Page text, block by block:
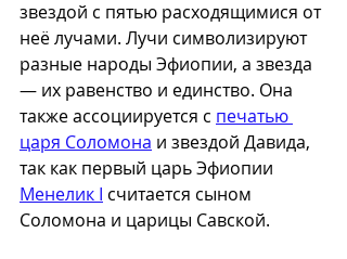
звездой с пятью расходящимися от
неё лучами. Лучи символизируют
разные народы Эфиопии, а звезда
— их равенство и единство. Она
также ассоциируется с печатью
царя Соломона и звездой Давида,
так как первый царь Эфиопии
Менелик I считается сыном
Соломона и царицы Савской.